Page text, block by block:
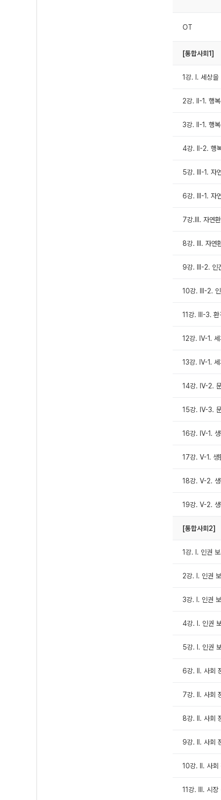
OT
[통합사회1]
1강. Ⅰ. 세상
2강. Ⅱ-1. 행
3강. Ⅱ-1. 행
4강. Ⅱ-2. 행
5강. Ⅲ-1. 자
6강. Ⅲ-1. 자
7강.Ⅲ. 자연
8강. Ⅲ. 자연
9강. Ⅲ-2. 인
10강. Ⅲ-2. 인
11강. Ⅲ-3. 환
12강. Ⅳ-1. 세
13강. Ⅳ-1. 세
14강. Ⅳ-2. 문
15강. Ⅳ-3. 문
16강. Ⅳ-1. 생
17강. Ⅴ-1. 생
18강. Ⅴ-2. 생
19강. Ⅴ-2. 생
[통합사회2]
1강. Ⅰ. 인권
2강. Ⅰ. 인권
3강. Ⅰ. 인권
4강. Ⅰ. 인권
5강. Ⅰ. 인권
6강. Ⅱ. 사회
7강. Ⅱ. 사회
8강. Ⅱ. 사회
9강. Ⅱ. 사회
10강. Ⅱ. 사회
11강. Ⅲ. 시장